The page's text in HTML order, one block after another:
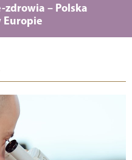
– Polska
Europie